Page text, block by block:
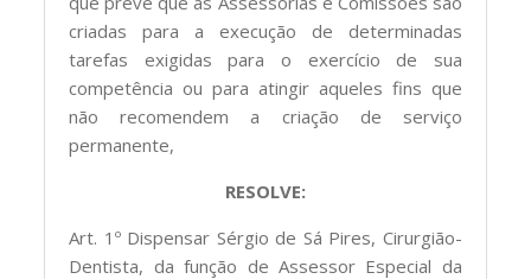
criadas para a execução de determinadas
tarefas exigidas para o exercício de sua
competência ou para atingir aqueles fins que
não recomendem a criação de serviço
permanente,
RESOLVE:
Art. 1º Dispensar Sérgio de Sá Pires, Cirurgião-
Dentista, da função de Assessor Especial da